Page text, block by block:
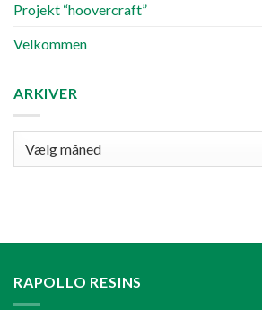
Projekt “hoovercraft”
Velkommen
ARKIVER
RAPOLLO RESINS